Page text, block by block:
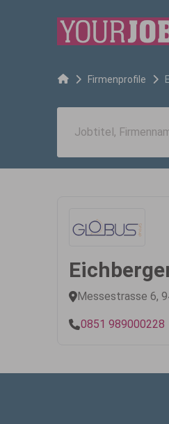
Firmenprofile
Messestrasse 6,
0851 989000228